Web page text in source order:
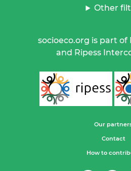
Other
socioeco.org is part of
and Ripess
Our
Contact
How to